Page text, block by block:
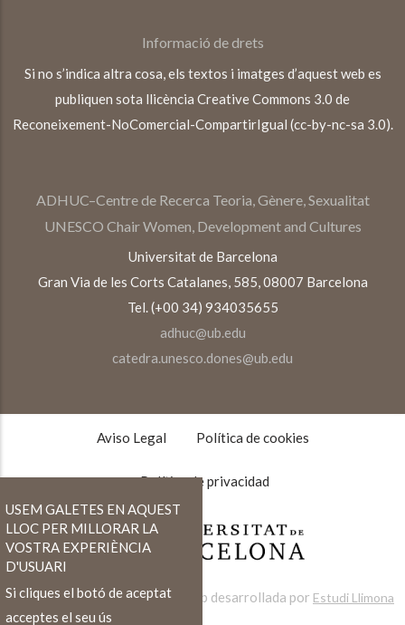
Informació de drets
Si no s’indica altra cosa, els textos i imatges d’aquest web es
publiquen sota llicència Creative Commons 3.0 de
Reconeixement-NoComercial-CompartirIgual (cc-by-nc-sa 3.0).
ADHUC–Centre de Recerca Teoria, Gènere, Sexualitat
UNESCO Chair Women, Development and Cultures
Universitat de Barcelona
Gran Via de les Corts Catalanes, 585, 08007 Barcelona
Tel. (+00 34) 934035655
adhuc@ub.edu
catedra.unesco.dones@ub.edu
TEXTOS
Aviso Legal Política de cookies
Política de privacidad
Web desarrollada por Estudi Llimona
USEM GALETES EN AQUEST
LLOC PER MILLORAR LA
VOSTRA EXPERIÈNCIA
D'USUARI
Si cliques el botó de aceptat
acceptes el seu ús